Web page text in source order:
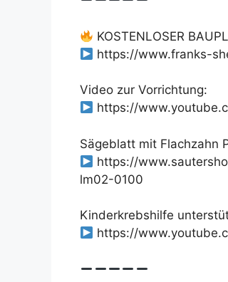
KOSTENLOSER
https://www.franks-
Video zur Vorrichtung:
https://
Sägeblatt mit Flachzahn
https://
lm02-0100
Kinderkrebshilfe
https://